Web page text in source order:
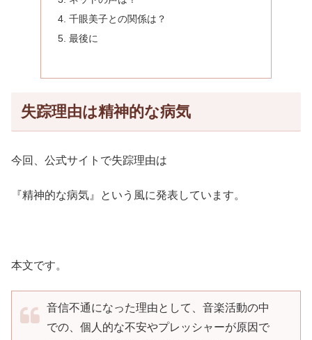
千眼美子との関係は？
最後に
失踪理由は精神的な病気
今回、公式サイトで失踪理由は
『精神的な病気』という風に発表しています。
本文です。
音信不通になった理由として、音楽活動の中
での、個人的な不安やプレッシャーが原因で